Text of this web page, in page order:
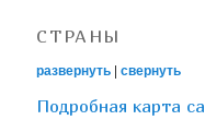
СТРАНЫ
развернуть |свернуть
Подробная карта